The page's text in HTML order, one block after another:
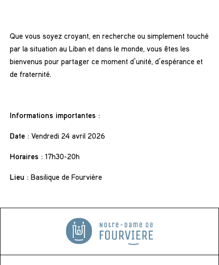
Que vous soyez croyant, en recherche ou simplement touché
par la situation au Liban et dans le monde, vous êtes les
bienvenus pour partager ce moment d’unité, d’espérance et
de fraternité.
Informations importantes :
Date : Vendredi 24 avril 2026
Horaires : 17h30-20h
Lieu : Basilique de Fourvière